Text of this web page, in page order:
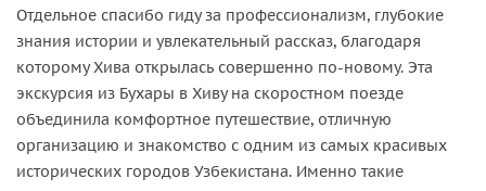
Отдельное спасибо гиду за профессионализм, глубокие
знания истории и увлекательный рассказ, благодаря
которому Хива открылась совершенно по-новому. Эта
экскурсия из Бухары в Хиву на скоростном поезде
объединила комфортное путешествие, отличную
организацию и знакомство с одним из самых красивых
исторических городов Узбекистана. Именно такие